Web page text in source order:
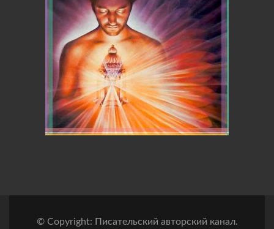
© Copyright: Писательский авторский канал.